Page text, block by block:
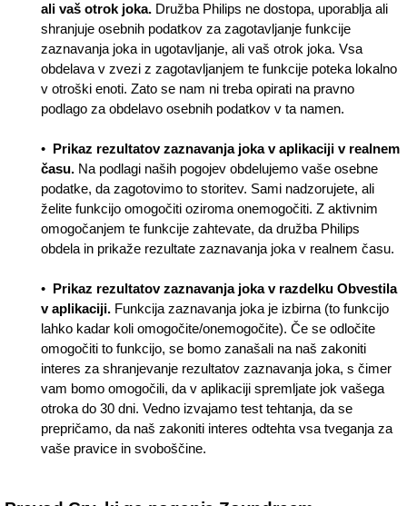
ali vaš otrok joka. Družba Philips ne dostopa, uporablja ali
shranjuje osebnih podatkov za zagotavljanje funkcije
zaznavanja joka in ugotavljanje, ali vaš otrok joka. Vsa
obdelava v zvezi z zagotavljanjem te funkcije poteka lokalno
v otroški enoti. Zato se nam ni treba opirati na pravno
podlago za obdelavo osebnih podatkov v ta namen.
• Prikaz rezultatov zaznavanja joka v aplikaciji v realnem
času. Na podlagi naših pogojev obdelujemo vaše osebne
podatke, da zagotovimo to storitev. Sami nadzorujete, ali
želite funkcijo omogočiti oziroma onemogočiti. Z aktivnim
omogočanjem te funkcije zahtevate, da družba Philips
obdela in prikaže rezultate zaznavanja joka v realnem času.
• Prikaz rezultatov zaznavanja joka v razdelku Obvestila
v aplikaciji. Funkcija zaznavanja joka je izbirna (to funkcijo
lahko kadar koli omogočite/onemogočite). Če se odločite
omogočiti to funkcijo, se bomo zanašali na naš zakoniti
interes za shranjevanje rezultatov zaznavanja joka, s čimer
vam bomo omogočili, da v aplikaciji spremljate jok vašega
otroka do 30 dni. Vedno izvajamo test tehtanja, da se
prepričamo, da naš zakoniti interes odtehta vsa tveganja za
vaše pravice in svoboščine.